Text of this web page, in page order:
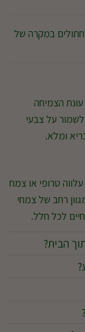
במקרה של
הצמיחה
לשמור על צבעי
ומלא.
טרופי או צמח
רחב של צמחי
לכל חלל.
הבית?